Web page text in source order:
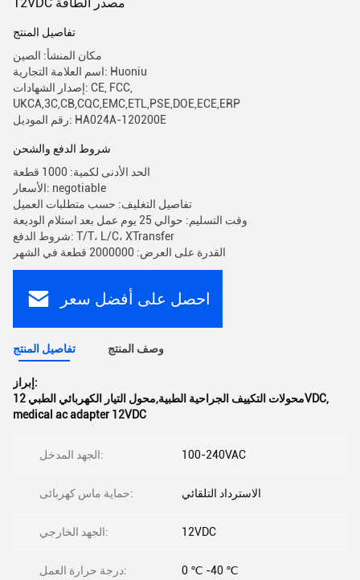
تفاصيل المنتج
مكان المنشأ: الصين
اسم العلامة التجارية: Huoniu
إصدار الشهادات: CE, FCC,
UKCA,3C,CB,CQC,EMC,ETL,PSE,DOE,ECE,ERP
رقم الموديل: HA024A-120200E
شروط الدفع والشحن
الحد الأدنى لكمية: 1000 قطعة
الأسعار: negotiable
تفاصيل التغليف: حسب متطلبات العميل
وقت التسليم: حوالي 25 يوم عمل بعد استلام الوديعة
شروط الدفع: T/T، L/C، XTransfer
القدرة على العرض: 2000000 قطعة في الشهر
احصل على أفضل سعر
تفاصيل المنتج وصف المنتج
إبراز:
محولات التكييف الجراحية الطبية,محول التيار الكهربائي الطبي 12VDC,
medical ac adapter 12VDC
الجهد المدخل: 100-240VAC
حماية ماس كهربائى: الاسترداد التلقائي
الجهد الخارجي: 12VDC
درجة حرارة العمل: 0 ℃ -40 ℃